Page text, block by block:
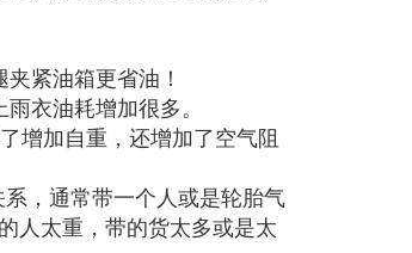
紧油箱更省油！
衣油耗增加很多。
增加自重，还增加了空气阻
，通常带一个人或是轮胎气
人太重，带的货太多或是太